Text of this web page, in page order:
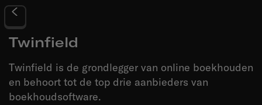
Twinfield
Twinfield is de grondlegger van online boekhouden
en behoort tot de top drie aanbieders van
boekhoudsoftware.